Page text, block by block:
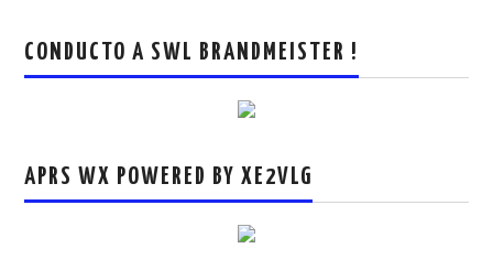
CONDUCTO A SWL BRANDMEISTER !
APRS WX POWERED BY XE2VLG